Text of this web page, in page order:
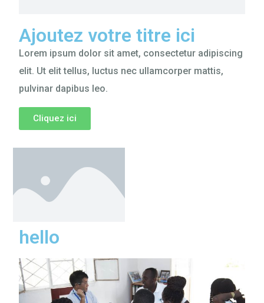
Ajoutez votre titre ici
Lorem ipsum dolor sit amet, consectetur adipiscing
elit. Ut elit tellus, luctus nec ullamcorper mattis,
pulvinar dapibus leo.
Cliquez ici
hello